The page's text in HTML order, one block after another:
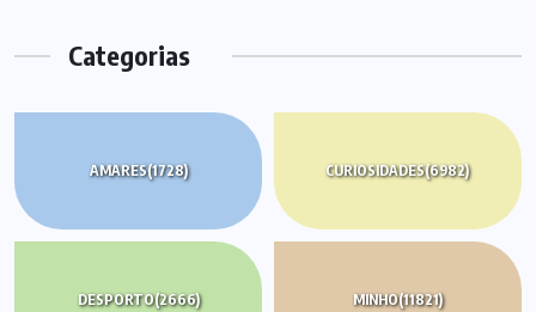
Categorias
AMARES(1728) CURIOSIDADES(6982)
DESPORTO(2666) MINHO(11821)